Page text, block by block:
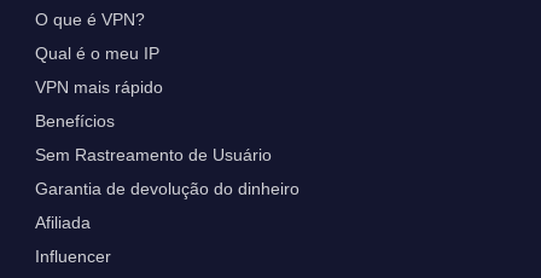
O que é VPN?
Qual é o meu IP
VPN mais rápido
Benefícios
Sem Rastreamento de Usuário
Garantia de devolução do dinheiro
Afiliada
Influencer